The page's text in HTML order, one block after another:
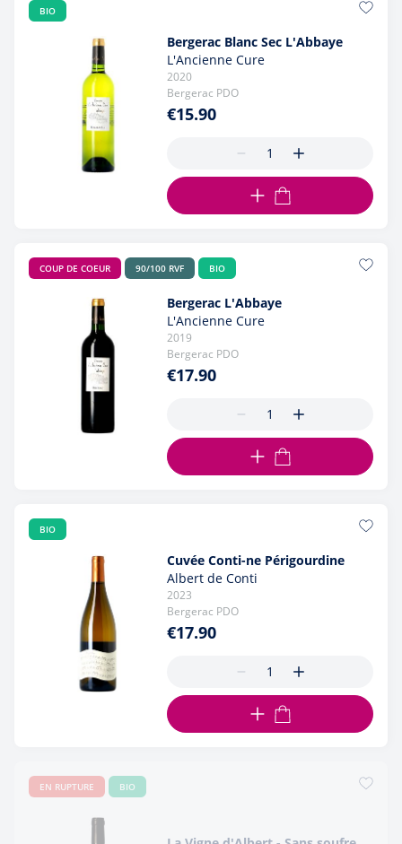
BIO
Bergerac Blanc Sec L'Abbaye
L'Ancienne Cure
2020
Bergerac PDO
€15.90
ADD TO CART
COUP DE COEUR 90/100 RVF BIO
Bergerac L'Abbaye
L'Ancienne Cure
2019
Bergerac PDO
€17.90
ADD TO CART
BIO
Cuvée Conti-ne Périgourdine
Albert de Conti
2023
Bergerac PDO
€17.90
ADD TO CART
EN RUPTURE BIO